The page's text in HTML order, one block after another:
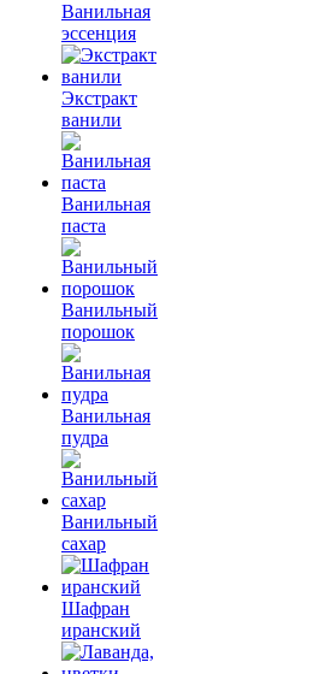
Ванильная
эссенция
Экстракт
ванили
Ванильная
паста
Ванильный
порошок
Ванильная
пудра
Ванильный
сахар
Шафран
иранский